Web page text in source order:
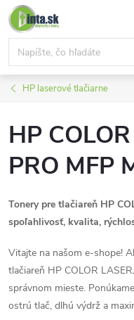
Prejsť
na
obsah
HP laserové tlačiarne
HP
PRO MFP
Tonery pre tlačiareň HP
spoľahlivosť, kvalita,
Vitajte na našom e-shope!
tlačiareň HP COLOR
správnom mieste.
ostrú tlač, dlhú výdrž a